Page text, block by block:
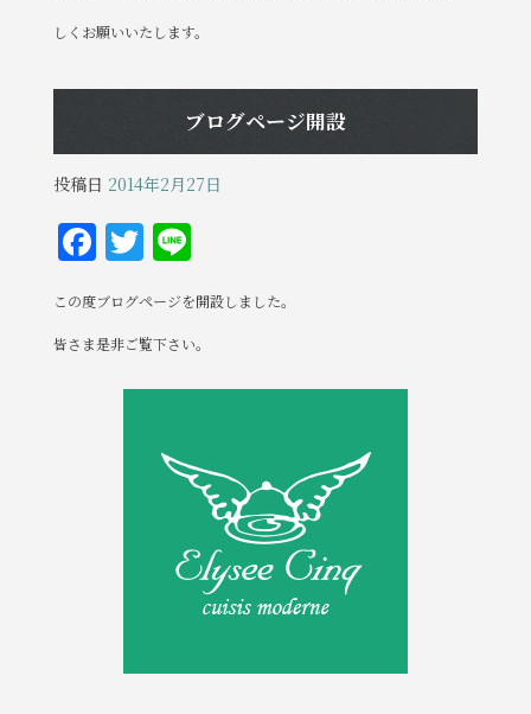
しくお願いいたします。
ブログページ開設
投稿日 2014年2月27日
F
a
c
e
T
w
it
te
r
Li
e
この度ブログページを開設しました。
皆さま是非ご覧下さい。